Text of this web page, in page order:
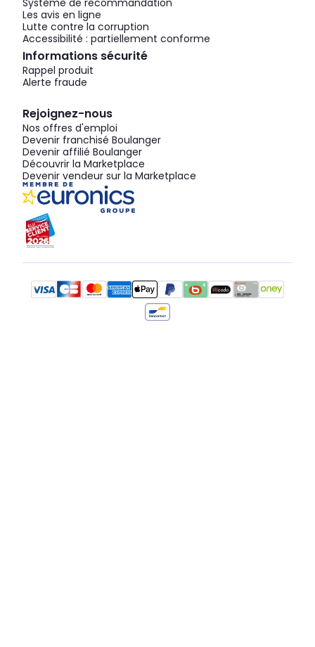
Système de recommandation
Les avis en ligne
Lutte contre la corruption
Accessibilité : partiellement conforme
Informations sécurité
Rappel produit
Alerte fraude
Rejoignez-nous
Nos offres d'emploi
Devenir franchisé Boulanger
Devenir affilié Boulanger
Découvrir la Marketplace
Devenir vendeur sur la Marketplace